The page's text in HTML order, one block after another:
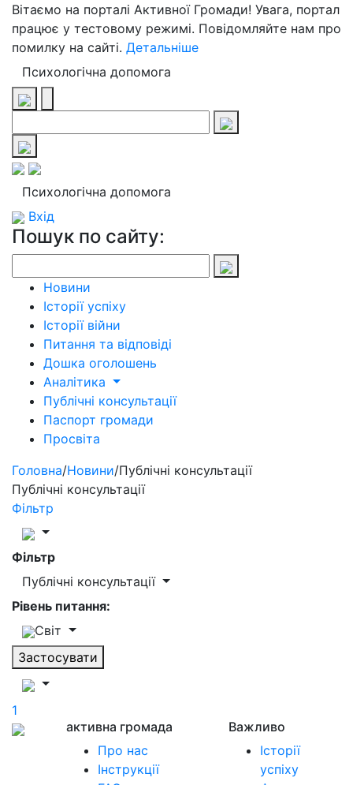
Вітаємо на порталі Активної Громади! Увага, портал
працює у тестовому режимі. Повідомляйте нам про
помилку на сайті. Детальніше
Психологічна допомога
Психологічна допомога
Вхід
Пошук по сайту:
Новини
Історії успіху
Історії війни
Питання та відповіді
Дошка оголошень
Аналітика
Публічні консультації
Паспорт громади
Просвіта
Головна/Новини/Публічні консультації
Публічні консультації
Фільтр
Фільтр
Публічні консультації
Рівень питання:
Світ
Застосувати
1
активна громада
Про нас
Інструкції
Важливо
Історії
успіху